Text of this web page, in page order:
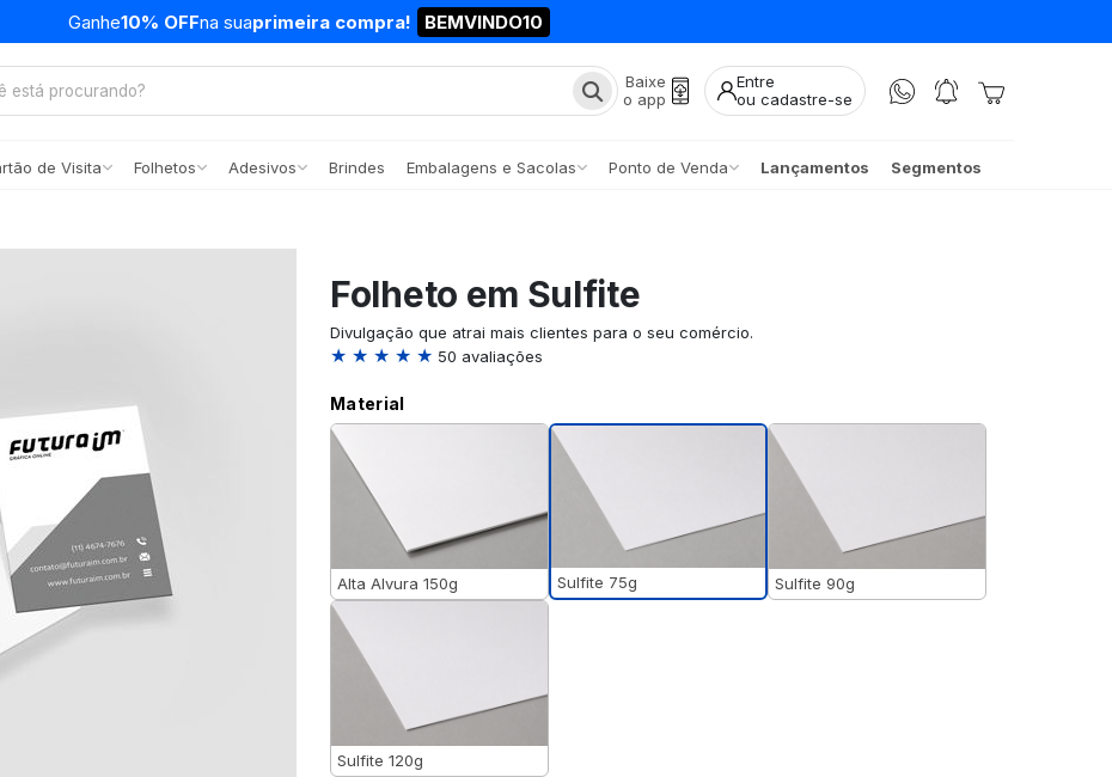
Ganhe10% OFFna suaprimeira compra! BEMVINDO10
Baixe
o app
Entre
ou cadastre-se
de Visita Folhetos Adesivos Brindes Embalagens e Sacolas Ponto de Venda Lançamentos Segmentos
Folheto em Sulfite
Divulgação que atrai mais clientes para o seu comércio.
★ ★ ★ ★ ★ 50 avaliações
Material
Alta Alvura 150g Sulfite 75g Sulfite 90g
Sulfite 120g